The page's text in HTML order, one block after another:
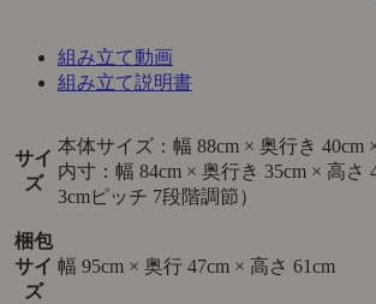
組み立て動画
組み立て説明書
サイ
ズ
本体サイズ：幅 88cm × 奥行き 40cm
内寸：幅 84cm × 奥行き 35cm × 高さ
3cmピッチ 7段階調節）
梱包
サイ
ズ
幅 95cm × 奥行 47cm × 高さ 61cm